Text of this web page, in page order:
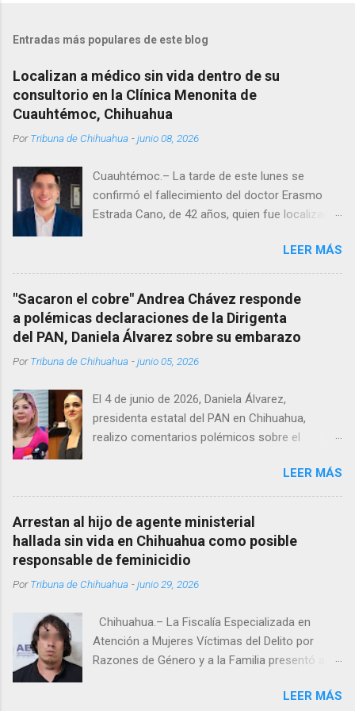
Entradas más populares de este blog
Localizan a médico sin vida dentro de su
consultorio en la Clínica Menonita de
Cuauhtémoc, Chihuahua
PorTribuna de Chihuahua -junio 08, 2026
Cuauhtémoc.– La tarde de este lunes se
confirmó el fallecimiento del doctor Erasmo
Estrada Cano, de 42 años, quien fue localizado
Menonita, ubicada en el kilómetro 10 del
Corredor Comercial. Según reportes el médico
se habría quitado la vida mientras permanecía
encerrado en el consultorio, por lo que
autoridades tuvieron que derribar la puerta,
Estrada, quien se desempeñó como presidente
un médico reconocido en la región.
LEER MÁS
"Sacaron el cobre" Andrea Chávez responde
a polémicas declaraciones de la Dirigenta
del PAN, Daniela Álvarez sobre su embarazo
PorTribuna de Chihuahua -junio 05, 2026
El 4 de junio de 2026, Daniela Álvarez,
presidenta estatal del PAN en Chihuahua,
realizo comentarios polémicos sobre el
Chávez. “acuérdense que su bebé está por
nacer”, expresó al ser cuestionada sobre si la
retaría a tomarse una foto en un restaurante
de Texas como una prueba de que si cuenta
con VISA Álvarez añadió: “Yo no sé dónde irá a
emociones fuertes, ¿Qué tal si se le ocurre que
cruzar y luego le den un susto, y pues la
criatura se adelante o algo?, yo creo que tendrá
que ser cuidadosa porque los personajes de
'por favor, que pase que pase, que pase', todos
LEER MÁS
Arrestan al hijo de agente ministerial
hallada sin vida en Chihuahua como posible
responsable de feminicidio
PorTribuna de Chihuahua -junio 29, 2026
Chihuahua.– La Fiscalía Especializada en
Atención a Mujeres Víctimas del Delito por
Razones de Género y a la Familia presentó a
probable responsable del feminicidio de suLEER MÁS